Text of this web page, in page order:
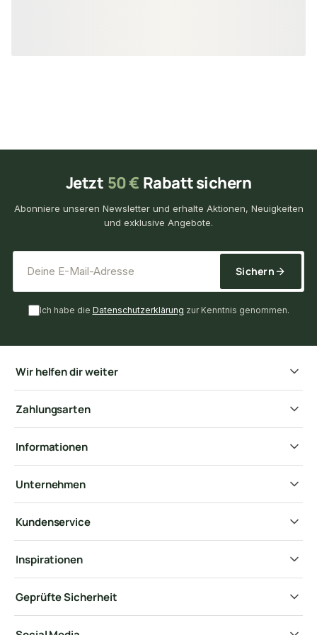
Jetzt 50 € Rabatt sichern
Abonniere unseren Newsletter und erhalte Aktionen, Neuigkeiten
und exklusive Angebote.
Sichern
Ich habe die Datenschutzerklärung zur Kenntnis genommen.
Wir helfen dir weiter
Zahlungsarten
Informationen
Unternehmen
Kundenservice
Inspirationen
Geprüfte Sicherheit